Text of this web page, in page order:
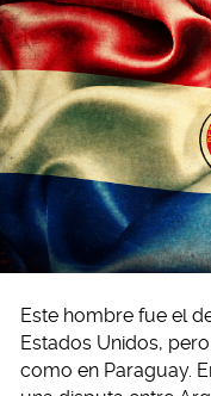
Este hombre fue el
Estados Unidos,
como en Paraguay.